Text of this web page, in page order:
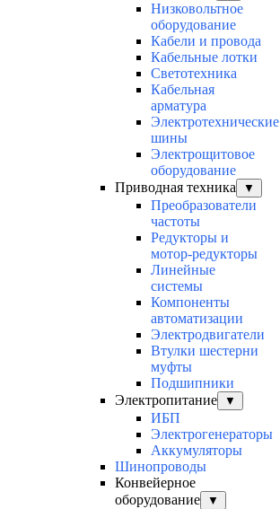
Низковольтное
оборудование
Кабели и провода
Кабельные лотки
Светотехника
Кабельная
арматура
Электротехнические
шины
Электрощитовое
оборудование
Приводная техника
▼
Преобразователи
частоты
Редукторы и
мотор-редукторы
Линейные
системы
Компоненты
автоматизации
Электродвигатели
Втулки шестерни
муфты
Подшипники
Электропитание
▼
ИБП
Электрогенераторы
Аккумуляторы
Шинопроводы
Конвейерное
оборудование
▼